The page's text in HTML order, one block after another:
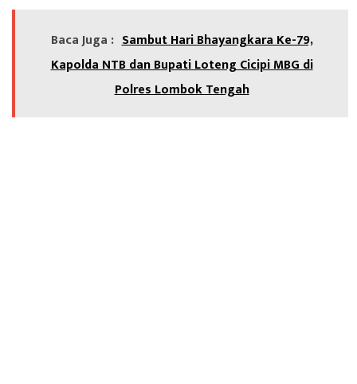
Baca Juga : Sambut Hari Bhayangkara Ke-79,
Kapolda NTB dan Bupati Loteng Cicipi MBG di
Polres Lombok Tengah